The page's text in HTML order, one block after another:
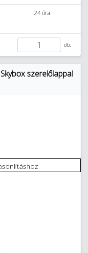
24 óra
db.
szerelőlappal